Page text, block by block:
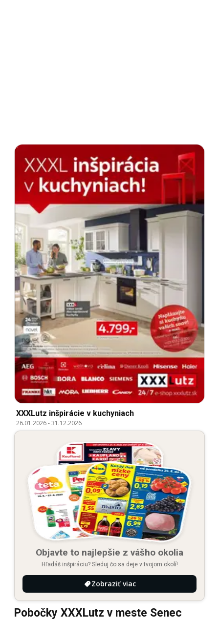
XXXLutz inšpirácie v kuchyniach
26.01.2026-31.12.2026
Objavte to najlepšie z vášho okolia
Hľadáš inšpiráciu? Sleduj čo sa deje v tvojom okolí!
Zobraziť viac
Pobočky XXXLutz v meste Senec